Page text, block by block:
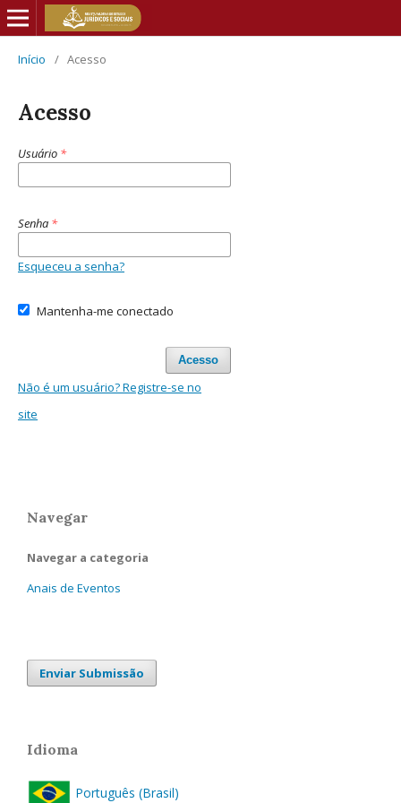
Início / Acesso
Acesso
Usuário *
Senha *
Esqueceu a senha?
Mantenha-me conectado
Acesso
Não é um usuário? Registre-se no
site
Navegar
Navegar a categoria
Anais de Eventos
Enviar Submissão
Idioma
Português (Brasil)